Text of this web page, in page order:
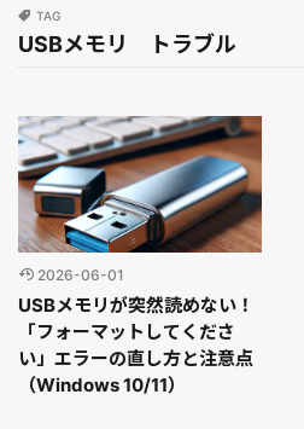
TAG
USBメモリ トラブル
2026-06-01
USBメモリが突然読めない！
「フォーマットしてくださ
い」エラーの直し方と注意点
（Windows 10/11）